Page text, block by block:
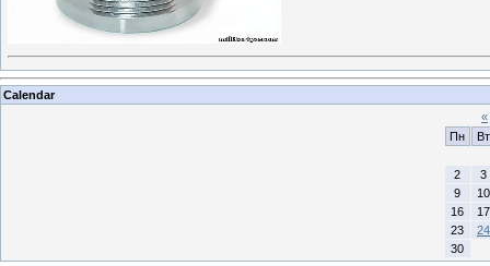
Calendar
«
Пн
Вт
2
3
9
10
16
17
23
24
30